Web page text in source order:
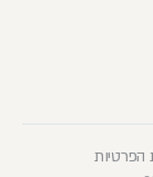
הפרטיות